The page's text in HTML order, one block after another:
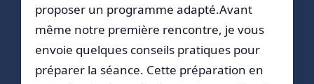
proposer un programme adapté.Avant
même notre première rencontre, je vous
envoie quelques conseils pratiques pour
préparer la séance. Cette préparation en